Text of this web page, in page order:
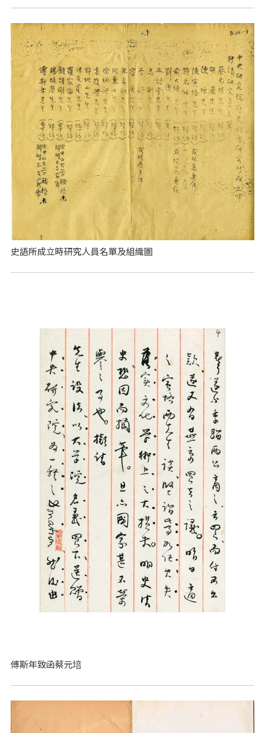
史語所成立時研究人員名單及組織圖
傅斯年致函蔡元培